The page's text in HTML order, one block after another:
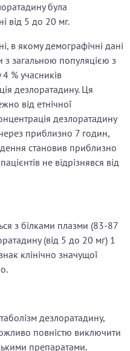
була
від 5 до 20 мг.
в якому демографічні дані
з загальною популяцією з
% учасників
дезлоратадину. Ця
від етнічної
дезлоратадину
приблизно 7 годин,
становив приблизно
не відрізнявся від
з білками плазми (83-87
(від 5 до 20 мг) 1
клінічно значущої
дезлоратадину,
повністю виключити
препаратами.